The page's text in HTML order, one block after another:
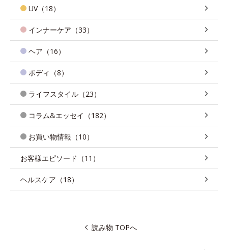
UV（18）
インナーケア（33）
ヘア（16）
ボディ（8）
ライフスタイル（23）
コラム&エッセイ（182）
お買い物情報（10）
お客様エピソード（11）
ヘルスケア（18）
読み物 TOPへ